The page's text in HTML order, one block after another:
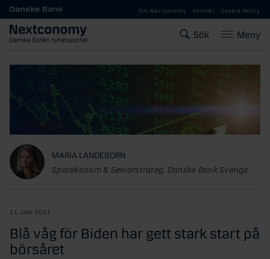
Gå till huvudinnehåll
Om Nextconomy Kontakt Cookie Policy
Sök Meny
MARIA LANDEBORN
Sparekonom & Seniorstrateg, Danske Bank Sverige
11 JAN 2021
Blå våg för Biden har gett stark start på
börsåret